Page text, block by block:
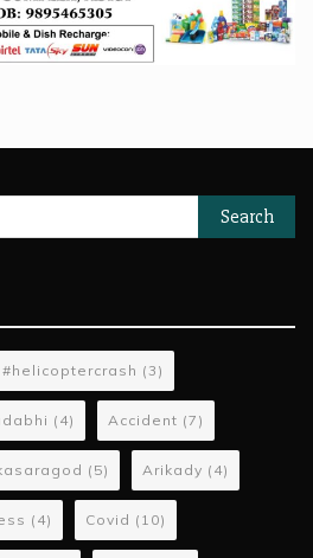
#helicoptercrash (3)
(4) Accident (7)
(5) Arikady (4)
(4) Covid (10)